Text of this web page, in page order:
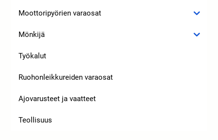
Moottoripyörien varaosat
Mönkijä
Työkalut
Ruohonleikkureiden varaosat
Ajovarusteet ja vaatteet
Teollisuus